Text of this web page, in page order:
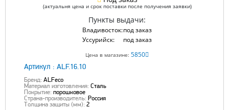
(актуальня цена и срок поставки после получения заявки)
Пункты выдачи:
Владивосток:под заказ
Уссурийск:
под заказ
Цена в магазине: 5850
Артикул : ALF.16.10
Бренд: ALFeco
Материал изготовления: Сталь
Покрытие: порошковое
Страна-производитель: Россия
Толщина защиты (мм): 2